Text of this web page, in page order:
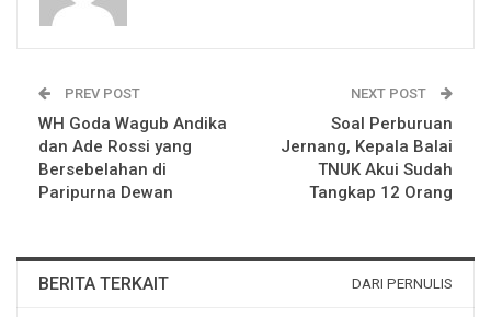
PREV POST
WH Goda Wagub Andika
dan Ade Rossi yang
Bersebelahan di
Paripurna Dewan
NEXT POST
Soal Perburuan
Jernang, Kepala Balai
TNUK Akui Sudah
Tangkap 12 Orang
BERITA TERKAIT DARI PERNULIS